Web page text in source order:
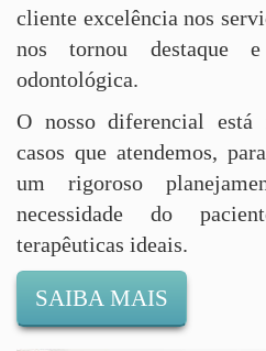
cliente excelência nos
nos tornou destaque
odontológica.
O nosso diferencial está
casos que atendemos,
um rigoroso
necessidade do
terapêuticas ideais.
SAIBA MAIS